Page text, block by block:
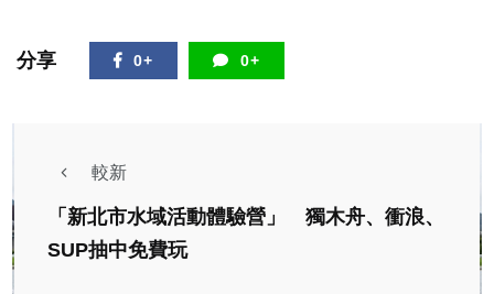
分享 0+ 0+
較新
「新北市水域活動體驗營」 獨木舟、衝浪、
SUP抽中免費玩